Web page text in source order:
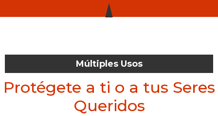
Múltiples Usos
Protégete a ti o a tus Seres
Queridos